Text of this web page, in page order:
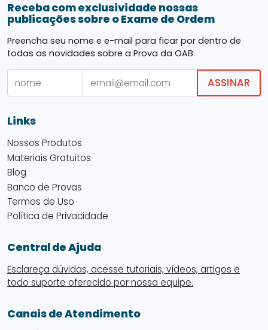
Receba com exclusividade nossas
publicações sobre o Exame de Ordem
Preencha seu nome e e-mail para ficar por dentro de
todas as novidades sobre a Prova da OAB.
ASSINAR
Links
Nossos Produtos
Materiais Gratuitos
Blog
Banco de Provas
Termos de Uso
Política de Privacidade
Central de Ajuda
Esclareça dúvidas, acesse tutoriais, vídeos, artigos e
todo suporte oferecido por nossa equipe.
Canais de Atendimento